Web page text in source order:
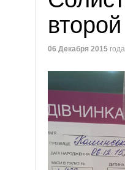
06 Декабря 2015